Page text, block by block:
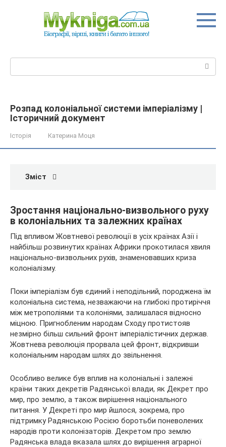
Розпад колоніальної системи імперіалізму |
Історичний документ
Історія Катерина Моця
Зміст
Зростання національно-визвольного руху
в колоніальних та залежних країнах
Під впливом Жовтневої революції в усіх країнах Азії і
найбільш розвинутих країнах Африки прокотилася хвиля
національно-визвольних рухів, знаменовавших криза
колоніалізму.
Поки імперіалізм був єдиний і неподільний, породжена їм
колоніальна система, незважаючи на глибокі протиріччя
між метрополіями та колоніями, залишалася відносно
міцною. Пригнобленим народам Сходу протистояв
незмірно більш сильний фронт імперіалістичних держав.
Жовтнева революція прорвала цей фронт, відкривши
колоніальним народам шлях до звільнення.
Особливо велике був вплив на колоніальні і залежні
країни таких декретів Радянської влади, як Декрет про
мир, про землю, а також вирішення національного
питання. У Декреті про мир йшлося, зокрема, про
підтримку Радянською Росією боротьби поневолених
народів проти колонізаторів. Декретом про землю
Радянська влада вказала шлях до вирішення аграрної